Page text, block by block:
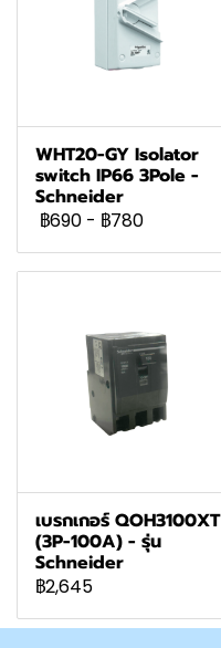
WHT20-GY Isolator
switch IP66 3Pole -
Schneider
฿690 - ฿780
เบรกเกอร์ QOH3100XT
(3P-100A) - รุ่น
Schneider
฿2,645